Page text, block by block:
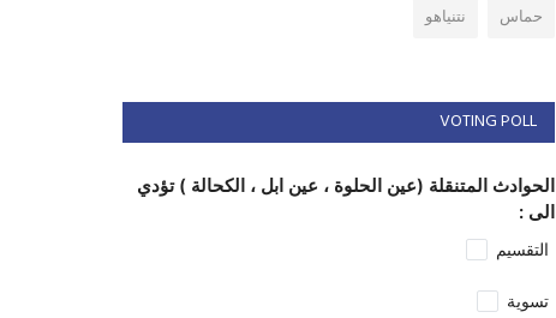
حماس
نتنياهو
VOTING POLL
الحوادث المتنقلة (عين الحلوة ، عين ابل ، الكحالة ) تؤدي
الى :
التقسيم
تسوية